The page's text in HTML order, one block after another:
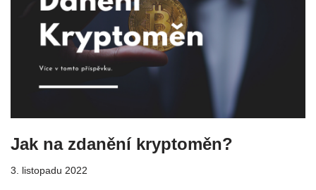
Jak na zdanění kryptoměn?
3. listopadu 2022